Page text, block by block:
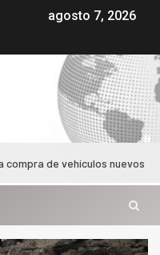
agosto 7, 2026
vehículos nuevos